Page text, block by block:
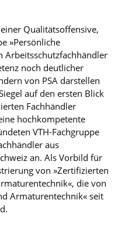
Qualitätsoffensive,
»Persönliche
Arbeitsschutzfachhändler
noch deutlicher
von PSA darstellen
auf den ersten Blick
Fachhändler
hochkompetente
VTH-Fachgruppe
aus
an. Als Vorbild für
von »Zer­tifizierten
die von
Armaturentechnik« seit